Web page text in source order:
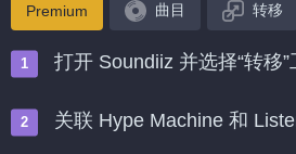
Premium 曲目 转移
打开 Soundiiz 并选择“转移”
关联 Hype Machine 和